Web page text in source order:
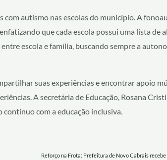
autismo nas escolas do município. A
que cada escola possui uma lista de
escola e família, buscando sempre a
suas experiências e encontrar apoio
A secretária de Educação, Rosana
contínuo com a educação inclusiva.
Reforço na Frota: Prefeitura de Novo Cabrais